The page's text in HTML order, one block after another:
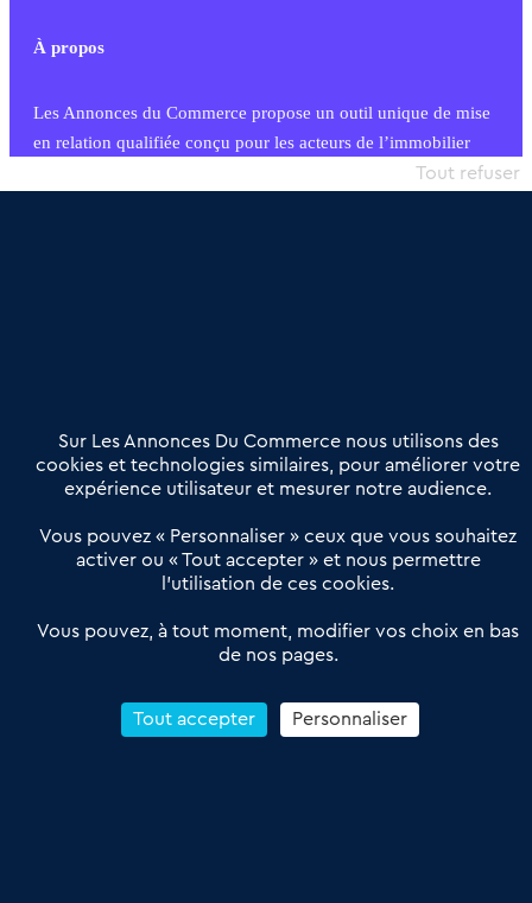
À propos
Les Annonces du Commerce propose un outil unique de mise
en relation qualifiée conçu pour les acteurs de l’immobilier
commercial et les collectivités territoriales, simple et intégrant
Offres Pro
Actualités
Qui sommes nous ?
Derniers articles
Réseau 3C : un partenaire national dédié aux transactions
Petitscommerces : Un partenariat au service du commerce de
proximité et des territoires
Reprendre un Restaurant Rapide
Sur Les Annonces Du Commerce nous utilisons des
cookies et technologies similaires, pour améliorer votre
expérience utilisateur et mesurer notre audience.
Vous pouvez « Personnaliser » ceux que vous souhaitez
activer ou « Tout accepter » et nous permettre
l’utilisation de ces cookies.
Vous pouvez, à tout moment, modifier vos choix en bas
de nos pages.
Tout accepter
Tout refuser
Personnaliser